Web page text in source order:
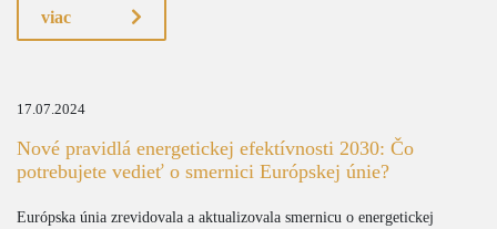
viac
17.07.2024
Nové pravidlá energetickej efektívnosti 2030: Čo
potrebujete vedieť o smernici Európskej únie?
Európska únia zrevidovala a aktualizovala smernicu o energetickej